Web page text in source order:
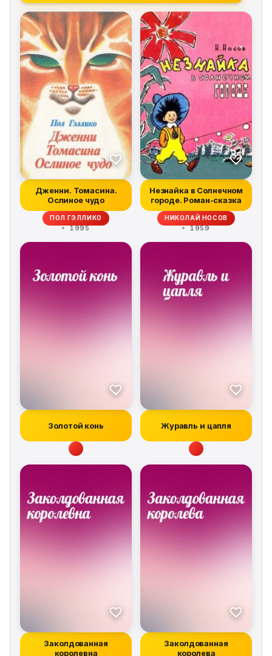
Дженни. Томасина.
Ослиное чудо
ПОЛ ГЭЛЛИКО
1995
Незнайка в Солнечном
городе. Роман-сказка
НИКОЛАЙ НОСОВ
1959
Золотой конь Журавль и цапля
Заколдованная
королевна
Заколдованная
королева